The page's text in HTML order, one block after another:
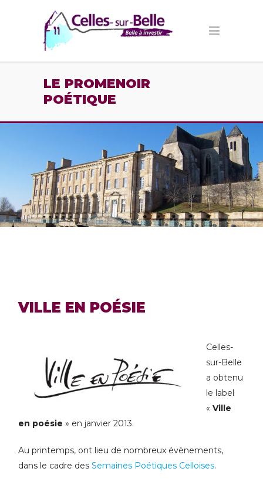
LE PROMENOIR
POÉTIQUE
VILLE EN POÉSIE
Celles-
sur-Belle
a obtenu
le label
«Ville
en poésie » en janvier 2013.
Au printemps, ont lieu de nombreux évènements,
dans le cadre desSemaines Poétiques Celloises.